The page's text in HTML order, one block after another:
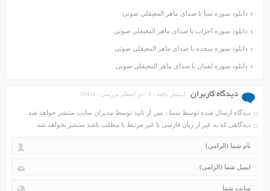
دانلود سوره سبأ با صدای ماهر المعیقلی صوتی
دانلود سوره احزاب با صدای ماهر المعیقلی صوتی
دانلود سوره سجده با صدای ماهر المعیقلی صوتی
دانلود سوره لقمان با صدای ماهر المعیقلی صوتی
دیدگاه کاربران انتشار یافته : 0 - در انتظار بررسی : 33414
دیدگاه ارسال شده توسط شما ، پس از تایید توسط مدیران سایت منتشر خواهد شد.
دیدگاهی که به غیر از زبان فارسی یا غیر مرتبط با مطلب باشد منتشر نخواهد شد.